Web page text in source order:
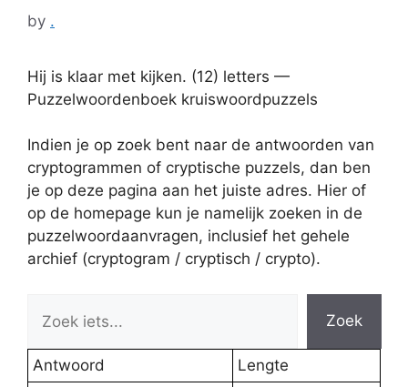
by .
Hij is klaar met kijken. (12) letters —
Puzzelwoordenboek kruiswoordpuzzels
Indien je op zoek bent naar de antwoorden van
cryptogrammen of cryptische puzzels, dan ben
je op deze pagina aan het juiste adres. Hier of
op de homepage kun je namelijk zoeken in de
puzzelwoordaanvragen, inclusief het gehele
archief (cryptogram / cryptisch / crypto).
Zoek
Antwoord
Lengte